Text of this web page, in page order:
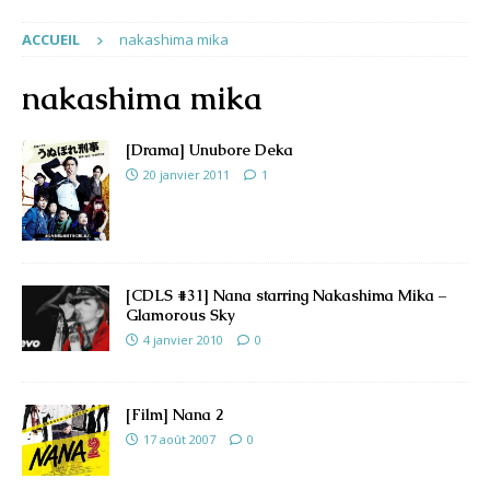
ACCUEIL nakashima mika
nakashima mika
[Drama] Unubore Deka
20 janvier 2011 1
[CDLS #31] Nana starring Nakashima Mika –
Glamorous Sky
4 janvier 2010 0
[Film] Nana 2
17 août 2007 0